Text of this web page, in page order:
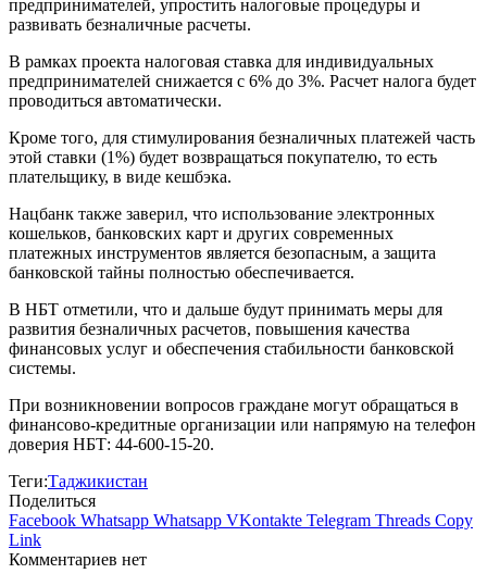
предпринимателей, упростить налоговые процедуры и
развивать безналичные расчеты.
В рамках проекта налоговая ставка для индивидуальных
предпринимателей снижается с 6% до 3%. Расчет налога будет
проводиться автоматически.
Кроме того, для стимулирования безналичных платежей часть
этой ставки (1%) будет возвращаться покупателю, то есть
плательщику, в виде кешбэка.
Нацбанк также заверил, что использование электронных
кошельков, банковских карт и других современных
платежных инструментов является безопасным, а защита
банковской тайны полностью обеспечивается.
В НБТ отметили, что и дальше будут принимать меры для
развития безналичных расчетов, повышения качества
финансовых услуг и обеспечения стабильности банковской
системы.
При возникновении вопросов граждане могут обращаться в
финансово-кредитные организации или напрямую на телефон
доверия НБТ: 44-600-15-20.
Теги:Таджикистан
Поделиться
Facebook Whatsapp Whatsapp VKontakte Telegram Threads Copy
Link
Комментариев нет